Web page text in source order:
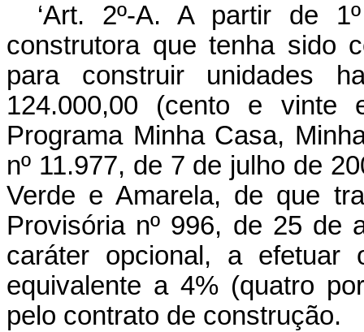
‘Art. 2º-A. A partir de
construtora que tenha sido
para construir unidades
124.000,00 (cento e
Programa Minha Casa,
nº 11.977, de 7 de julho de
Verde e Amarela, de que
Provisória nº 996, de 25 de
caráter opcional, a efetuar
equivalente a 4% (quatro
pelo contrato de construção.